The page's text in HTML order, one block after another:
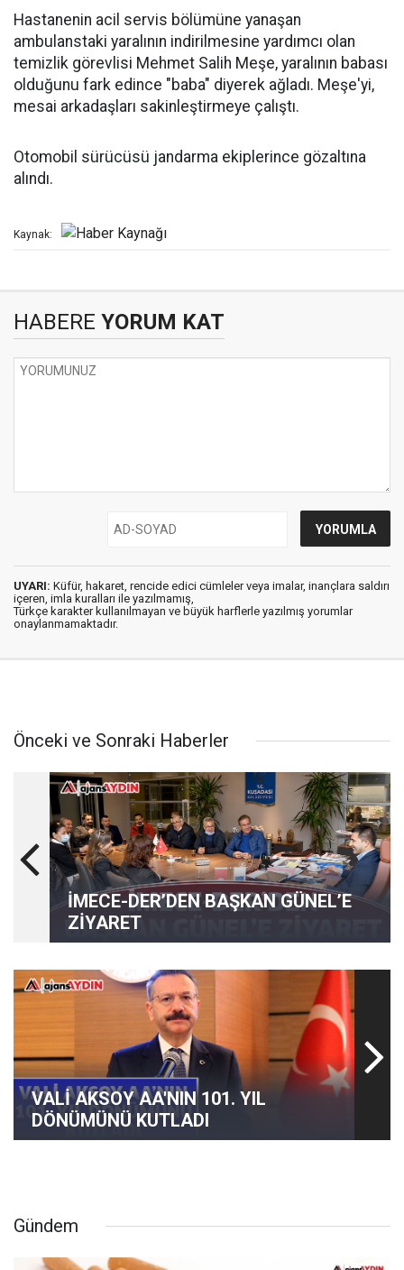
Hastanenin acil servis bölümüne yanaşan
ambulanstaki yaralının indirilmesine yardımcı olan
temizlik görevlisi Mehmet Salih Meşe, yaralının babası
olduğunu fark edince "baba" diyerek ağladı. Meşe'yi,
mesai arkadaşları sakinleştirmeye çalıştı.
Otomobil sürücüsü jandarma ekiplerince gözaltına
alındı.
Kaynak:
HABERE YORUM KAT
UYARI: Küfür, hakaret, rencide edici cümleler veya imalar, inançlara saldırı
içeren, imla kuralları ile yazılmamış,
Türkçe karakter kullanılmayan ve büyük harflerle yazılmış yorumlar
onaylanmamaktadır.
Önceki ve Sonraki Haberler
İMECE-DER’DEN BAŞKAN GÜNEL’E
ZİYARET
VALİ AKSOY AA'NIN 101. YIL
DÖNÜMÜNÜ KUTLADI
Gündem